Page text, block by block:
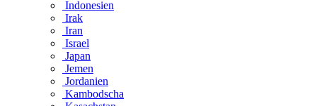
Indonesien
Irak
Iran
Israel
Japan
Jemen
Jordanien
Kambodscha